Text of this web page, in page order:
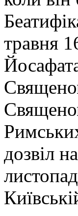
травня
дозвіл